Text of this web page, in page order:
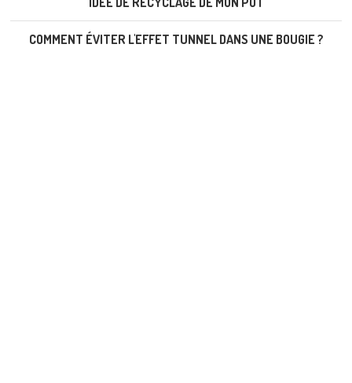
COMMENT ÉVITER L'EFFET TUNNEL DANS UNE BOUGIE ?